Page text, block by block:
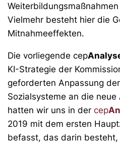
Vielmehr besteht hier die
Mitnahmeeffekten.
Die vorliegende cep
KI-Strategie der
geforderten Anpassung
Sozialsysteme an die
hatten wir uns in der cep
2019 mit dem ersten
befasst, das darin besteht,